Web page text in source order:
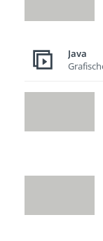
Java